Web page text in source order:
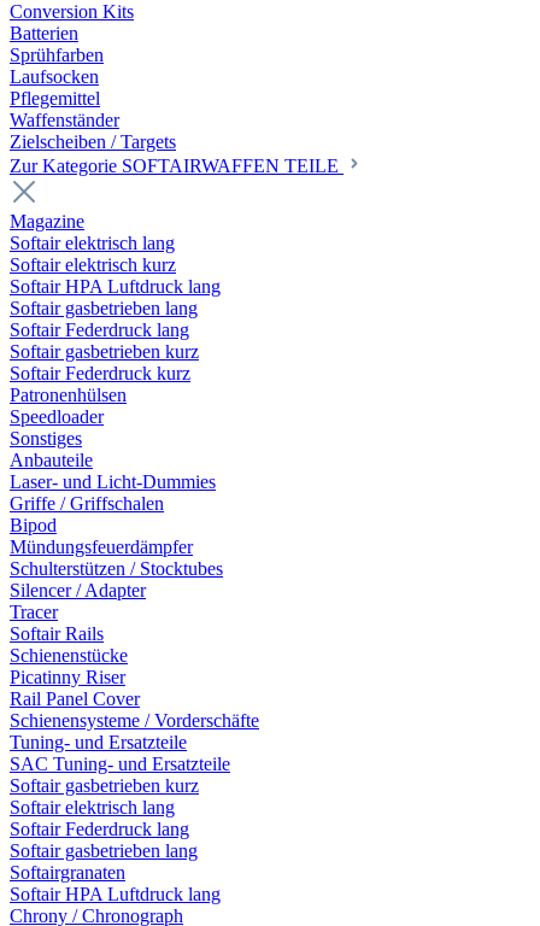
Conversion Kits
Batterien
Sprühfarben
Laufsocken
Pflegemittel
Waffenständer
Zielscheiben / Targets
Zur Kategorie SOFTAIRWAFFEN TEILE
Magazine
Softair elektrisch lang
Softair elektrisch kurz
Softair HPA Luftdruck lang
Softair gasbetrieben lang
Softair Federdruck lang
Softair gasbetrieben kurz
Softair Federdruck kurz
Patronenhülsen
Speedloader
Sonstiges
Anbauteile
Laser- und Licht-Dummies
Griffe / Griffschalen
Bipod
Mündungsfeuerdämpfer
Schulterstützen / Stocktubes
Silencer / Adapter
Tracer
Softair Rails
Schienenstücke
Picatinny Riser
Rail Panel Cover
Schienensysteme / Vorderschäfte
Tuning- und Ersatzteile
SAC Tuning- und Ersatzteile
Softair gasbetrieben kurz
Softair elektrisch lang
Softair Federdruck lang
Softair gasbetrieben lang
Softairgranaten
Softair HPA Luftdruck lang
Chrony / Chronograph